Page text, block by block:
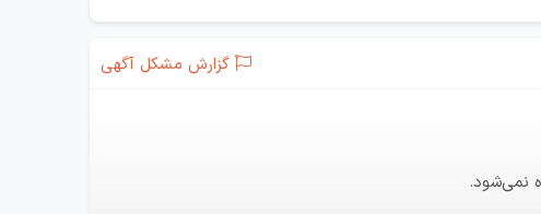
گزارش مشکل آگهی
نمی‌شود.